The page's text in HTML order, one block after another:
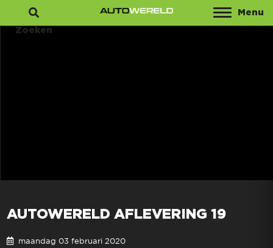
Menu
Zoeken
AUTOWERELD AFLEVERING 19
maandag 03 februari 2020